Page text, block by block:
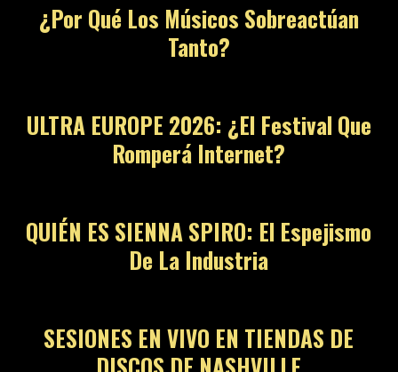
¿Por Qué Los Músicos Sobreactúan
Tanto?
ULTRA EUROPE 2026: ¿El Festival Que
Romperá Internet?
QUIÉN ES SIENNA SPIRO: El Espejismo
De La Industria
SESIONES EN VIVO EN TIENDAS DE